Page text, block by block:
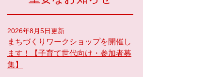
2026年8月5日更新
まちづくりワークショップを開催し
ます！【子育て世代向け・参加者募
集】